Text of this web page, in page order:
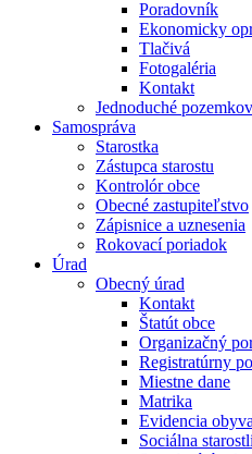
Poradovník
Ekonomicky
Tlačivá
Fotogaléria
Kontakt
Jednoduché
Samospráva
Starostka
Zástupca starostu
Kontrolór obce
Obecné zastupiteľstvo
Zápisnice a uznesenia
Rokovací poriadok
Úrad
Obecný úrad
Kontakt
Štatút obce
Organizačný
Registratúrny
Miestne dane
Matrika
Evidencia
Sociálna